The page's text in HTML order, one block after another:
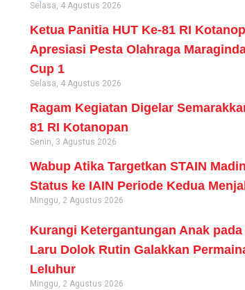
Selasa, 4 Agustus 2026
Ketua Panitia HUT Ke-81 RI
Apresiasi Pesta Olahraga
Cup 1
Selasa, 4 Agustus 2026
Ragam Kegiatan Digelar
81 RI Kotanopan
Senin, 3 Agustus 2026
Wabup Atika Targetkan STAIN
Status ke IAIN Periode Kedua
Minggu, 2 Agustus 2026
Kurangi Ketergantungan Anak pada
Laru Dolok Rutin Galakkan
Leluhur
Minggu, 2 Agustus 2026